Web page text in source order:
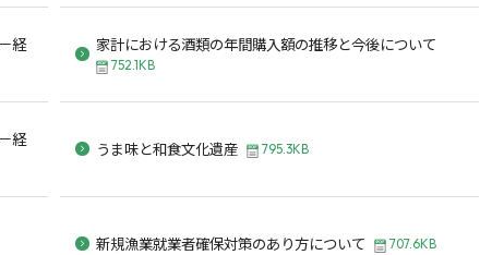
経
家計における酒類の年間購入額の推移と今後について
752.1KB
経
うま味と和食文化遺産 795.3KB
新規漁業就業者確保対策のあり方について 707.6KB